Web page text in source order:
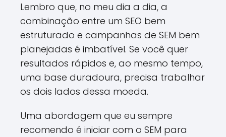
Lembro que, no meu dia a dia, a
combinação entre um SEO bem
estruturado e campanhas de SEM bem
planejadas é imbatível. Se você quer
resultados rápidos e, ao mesmo tempo,
uma base duradoura, precisa trabalhar
os dois lados dessa moeda.
Uma abordagem que eu sempre
recomendo é iniciar com o SEM para